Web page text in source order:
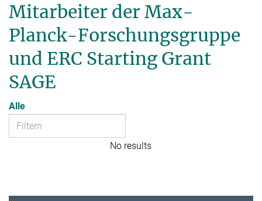
Mitarbeiter der Max-
Planck-Forschungsgruppe
und ERC Starting Grant
SAGE
Alle
No results